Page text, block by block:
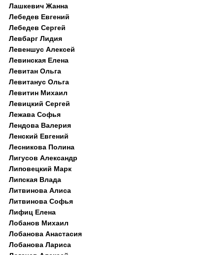
Лашкевич Жанна
Лебедев Евгений
Лебедев Сергей
Левбарг Лидия
Левеншус Алексей
Левинская Елена
Левитан Ольга
Левитанус Ольга
Левитин Михаил
Левицкий Сергей
Лежава Софья
Лендова Валерия
Ленский Евгений
Лесникова Полина
Лигусов Александр
Липовецкий Марк
Липская Влада
Литвинова Алиса
Литвинова Софья
Лифиц Елена
Лобанов Михаил
Лобанова Анастасия
Лобанова Лариса